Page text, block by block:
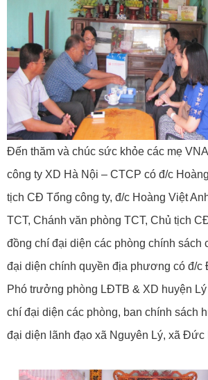
Đến thăm và chúc sức khỏe các mẹ
công ty XD Hà Nội – CTCP có đ/c
tịch CĐ Tổng công ty, đ/c Hoàng Việt
TCT, Chánh văn phòng TCT, Chủ tịch
đồng chí đại diện các phòng chính sách
đại diện chính quyền địa phương có đ/c
Phó trưởng phòng LĐTB & XD huyện
chí đại diện các phòng, ban chính sách
đại diện lãnh đạo xã Nguyên Lý, xã Đức